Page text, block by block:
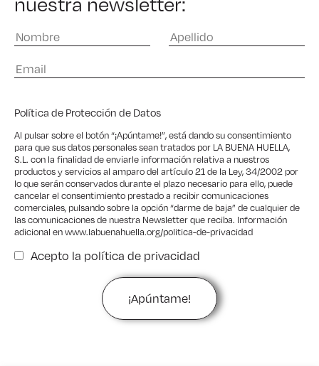
Política de Protección de Datos
Al pulsar sobre el botón “¡Apúntame!”, está dando su consentimiento
para que sus datos personales sean tratados por LA BUENA HUELLA,
S.L. con la finalidad de enviarle información relativa a nuestros
productos y servicios al amparo del artículo 21 de la Ley, 34/2002 por
lo que serán conservados durante el plazo necesario para ello, puede
cancelar el consentimiento prestado a recibir comunicaciones
comerciales, pulsando sobre la opción “darme de baja” de cualquier de
las comunicaciones de nuestra Newsletter que reciba. Información
adicional enwww.labuenahuella.org/politica-de-privacidad
Acepto la política de privacidad